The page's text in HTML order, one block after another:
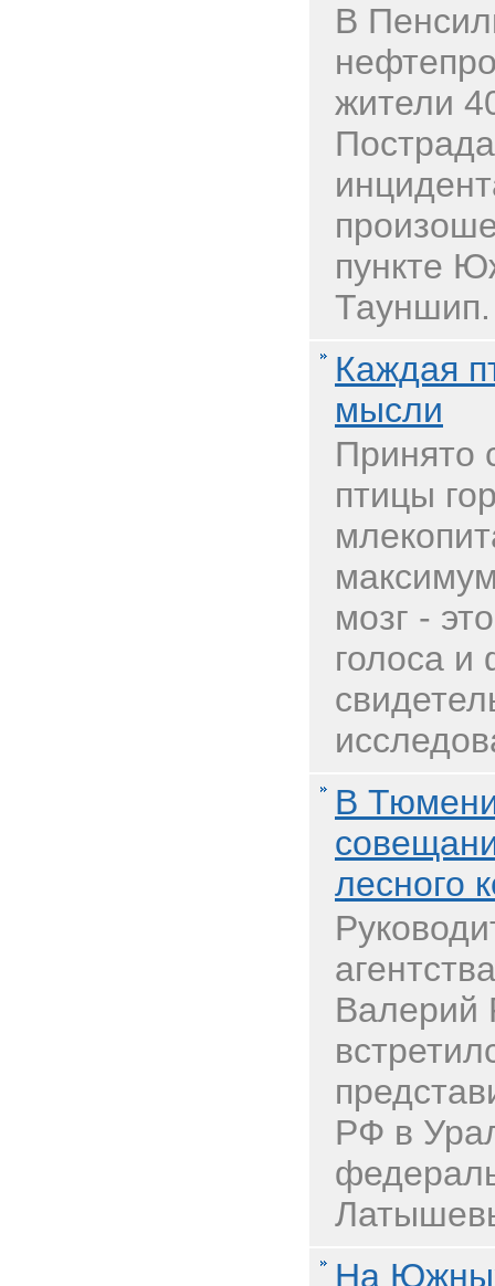
В
жители
пункте
Каждая
мысли
Принято
птицы
мозг -
голоса и
В
лесного
Валерий
РФ в
На